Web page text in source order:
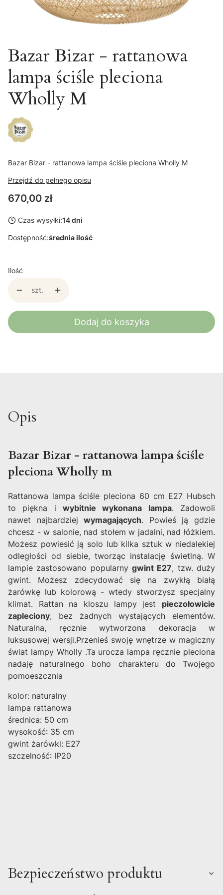
Bazar Bizar - rattanowa
lampa ściśle pleciona
Wholly M
Bazar Bizar - rattanowa lampa ściśle pleciona Wholly M
Przejdź do pełnego opisu
Cena
670,00 zł
Czas wysyłki:14 dni
Dostępność:średnia ilość
Ilość
szt.
Dodaj do koszyka
Opis
Bazar Bizar - rattanowa lampa ściśle
pleciona Wholly m
Rattanowa lampa ściśle pleciona 60 cm E27 Hubsch
to piękna i wybitnie wykonana lampa. Zadowoli
nawet najbardziejwymagających. Powieś ją gdzie
chcesz - w salonie, nad stołem w jadalni, nad łóżkiem.
Możesz powiesić ją solo lub kilka sztuk w niedalekiej
odległości od siebie, tworząc instalację świetlną. W
lampie zastosowano popularny gwint E27, tzw. duży
gwint. Możesz zdecydować się na zwykłą białą
żarówkę lub kolorową - wtedy stworzysz specjalny
klimat. Rattan na kloszu lampy jest pieczołowicie
zapleciony, bez żadnych wystających elementów.
Naturalna, ręcznie wytworzona dekoracja w
luksusowej wersji.Przenieś swoję wnętrze w magiczny
świat lampy Wholly .Ta urocza lampa ręcznie pleciona
nadaję naturalnego boho charakteru do Twojego
pomoeszcznia
kolor: naturalny
lampa rattanowa
średnica: 50 cm
wysokość: 35 cm
gwint żarówki: E27
szczelność: IP20
Bezpieczeństwo produktu